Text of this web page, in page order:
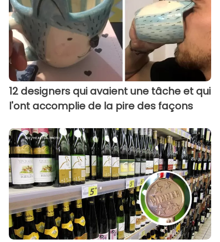
12 designers qui avaient une tâche et qui
l'ont accomplie de la pire des façons